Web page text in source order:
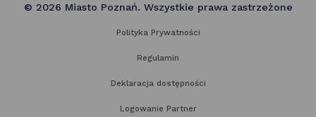
© 2026 Miasto Poznań. Wszystkie prawa zastrzeżone
Polityka Prywatności
Regulamin
Deklaracja dostępności
Logowanie Partner